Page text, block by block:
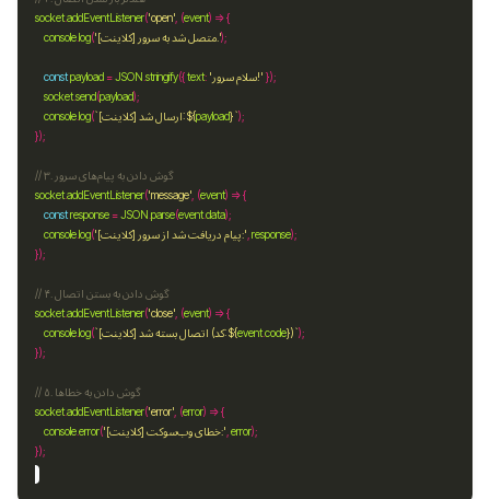
socketaddEventListener('open' , (event
consolelog( '[کلاینت] متصل شد به سرور.'
constpayload =JSON stringify({ text: 'سلام سرور!'
socketsend(payload
consolelog( `[کلاینت] ارسال شد: ${payload}`
socketaddEventListener('message' , (event
constresponse =JSON parse(eventdata
consolelog( '[کلاینت] پیام دریافت شد از سرور:' response
socketaddEventListener('close' , (event
consolelog( `[کلاینت] اتصال بسته شد (کد: ${eventcode})`
socketaddEventListener('error' , (error
consoleerror( '[کلاینت] خطای وب‌سوکت:' error